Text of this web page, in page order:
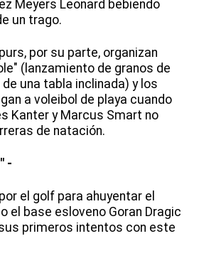
Meyers Leonard bebiendo
un trago.
por su parte, organizan
(lanzamiento de granos de
una tabla inclinada) y los
a voleibol de playa cuando
Kanter y Marcus Smart no
de natación.
-
el golf para ahuyentar el
el base esloveno Goran Dragic
primeros intentos con este